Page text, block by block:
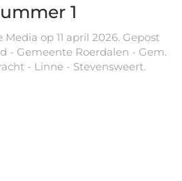
1
Media op 11 april 2026. Gepost
- Gemeente Roerdalen - Gem.
- Linne - Stevensweert.